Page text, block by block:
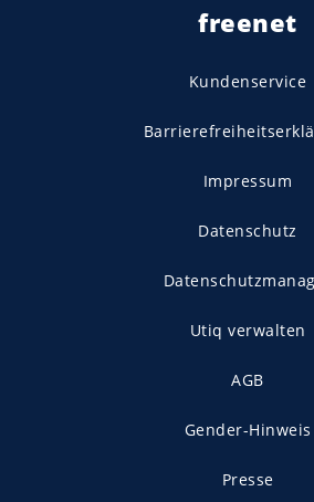
freenet
Kundenservice
Impressum
Datenschutz
Utiq verwalten
AGB
Gender-Hinweis
Presse